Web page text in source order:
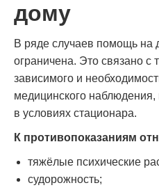
дому
В ряде случаев помощь на
ограничена. Это связано с
зависимого и
медицинского наблюдения,
в условиях стационара.
К противопоказаниям
тяжёлые психические
судорожность;